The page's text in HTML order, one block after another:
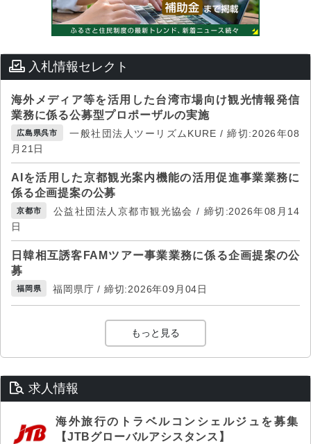
入札情報セレクト
海外メディア等を活用した台湾市場向け観光情報発信
業務に係る公募型プロポーザルの実施
広島県呉市
一般社団法人ツーリズムKURE / 締切:2026年08
月21日
AIを活用した京都観光案内機能の活用促進事業業務に
係る企画提案の公募
京都市
公益社団法人京都市観光協会 / 締切:2026年08月14
日
日韓相互誘客FAMツアー事業業務に係る企画提案の公
募
福岡県 福岡県庁 / 締切:2026年09月04日
もっと見る
求人情報
海外旅行のトラベルコンシェルジュを募集
【JTBグローバルアシスタンス】